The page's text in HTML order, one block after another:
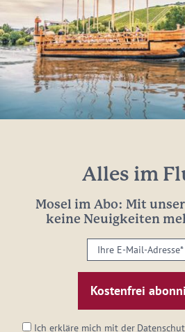
Alles im
Mosel im Abo: Mit
keine Neuigkeiten
Ihre
E-
Mail-
Adresse:
Ich erkläre mich mit der